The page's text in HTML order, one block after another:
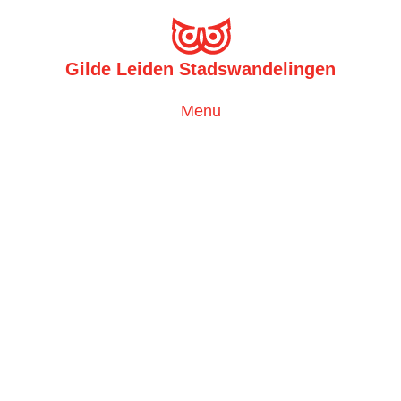
Gilde Leiden Stadswandelingen
Toggle
Menu